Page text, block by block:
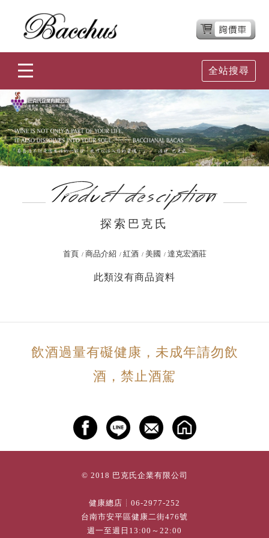
全站搜尋
探索巴克氏
首頁 商品介紹 紅酒 美國 達克宏酒莊
此類沒有商品資料
飲酒過量有礙健康，未成年請勿飲
酒，禁止酒駕
© 2018 巴克氏企業有限公司
健康總店┊ 06-2977-252
台南市安平區健康二街476號
週一至週日13:00～22:00